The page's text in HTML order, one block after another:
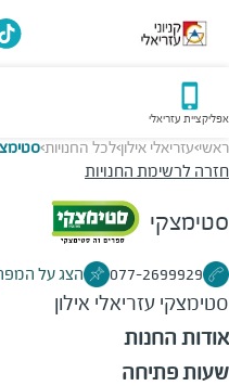
אפליקציית עזריאלי
ראשי>עזריאלי אילון>לכל החנויות>
חזרה לרשימת החנויות
סטימצקי
077-2699929 הצג על
סטימצקי עזריאלי אילון
אודות החנות
שעות פתיחה